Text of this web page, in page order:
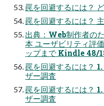
罠を回避するには？
罠を回避するには？
出典：Web制作者の
本 ユーザビリティ評
ップまで Kindle 48/
罠を回避するには？
ザー調査
罠を回避するには？
ザー調査